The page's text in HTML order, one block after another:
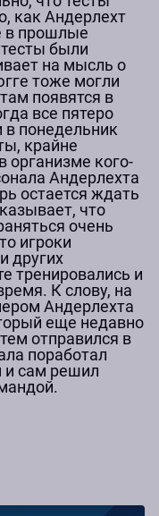
как Андерлехт
в прошлые
были
на мысль о
тоже могли
появятся в
все пятеро
в понедельник
крайне
организме кого-
Андерлехта
остается ждать
что
очень
игроки
других
тренировались и
К слову, на
Андерлехта
еще недавно
отправился в
поработал
и сам решил